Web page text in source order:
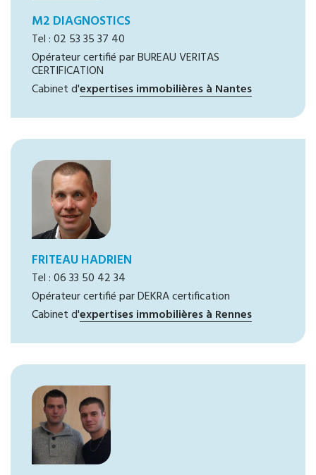
M2 DIAGNOSTICS
Tel : 02 53 35 37 40
Opérateur certifié par BUREAU VERITAS
CERTIFICATION
Cabinet d'expertises immobilières à Nantes
FRITEAU HADRIEN
Tel : 06 33 50 42 34
Opérateur certifié par DEKRA certification
Cabinet d'expertises immobilières à Rennes